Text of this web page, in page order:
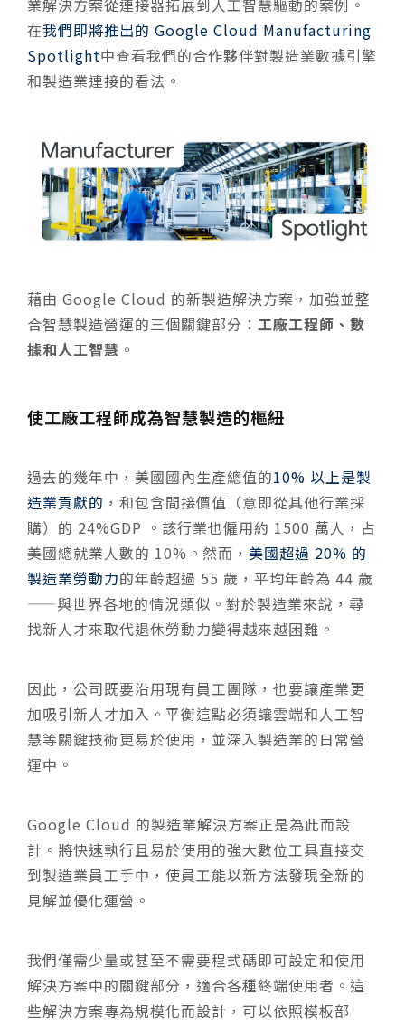
在我們即將推出的 Google Cloud Manufacturing
Spotlight中查看我們的合作夥伴對製造業數據引擎
和製造業連接的看法。
藉由 Google Cloud 的新製造解決方案，加強並整
合智慧製造營運的三個關鍵部分： 工廠工程師、數
據和人工智慧 。
使工廠工程師成為智慧製造的樞紐
過去的幾年中，美國國內生產總值的10% 以上是製
造業貢獻的 ，和包含間接價值（意即從其他行業採
購）的 24%GDP 。該行業也僱用約 1500 萬人，占
美國總就業人數的 10%。然而， 美國超過 20% 的
製造業勞動力的年齡超過 55 歲，平均年齡為 44 歲
——與世界各地的情況類似。對於製造業來說，尋
找新人才來取代退休勞動力變得越來越困難。
因此，公司既要沿用現有員工團隊，也要讓產業更
加吸引新人才加入。平衡這點必須讓雲端和人工智
慧等關鍵技術更易於使用，並深入製造業的日常營
運中。
Google Cloud 的製造業解決方案正是為此而設
計。將快速執行且易於使用的強大數位工具直接交
到製造業員工手中，使員工能以新方法發現全新的
見解並優化運營。
我們僅需少量或甚至不需要程式碼即可設定和使用
解決方案中的關鍵部分，適合各種終端使用者。這
些解決方案專為規模化而設計，可以依照模板部